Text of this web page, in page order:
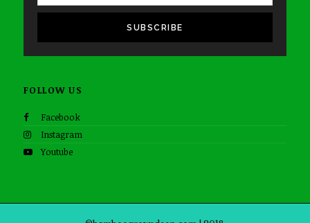
SUBSCRIBE
FOLLOW US
Facebook
Instagram
Youtube